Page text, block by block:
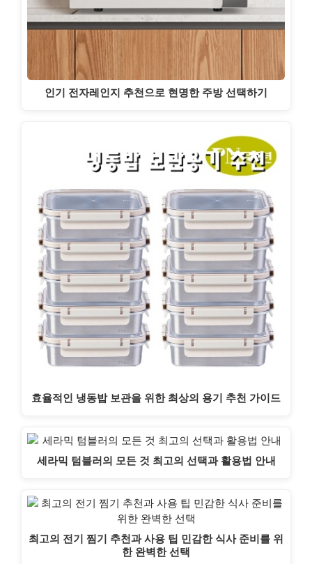
인기 전자레인지 추천으로 현명한 주방 선택하기
효율적인 냉동밥 보관을 위한 최상의 용기 추천 가이드
세라믹 텀블러의 모든 것 최고의 선택과 활용법 안내
최고의 전기 찜기 추천과 사용 팁 민감한 식사 준비를 위
한 완벽한 선택